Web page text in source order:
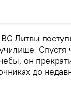
ВС Литвы
Спустя
он
до